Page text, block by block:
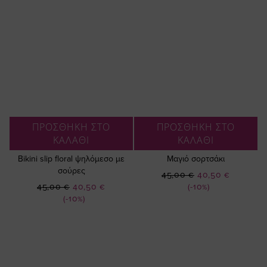
ΠΡΟΣΘΗΚΗ ΣΤΟ
ΚΑΛΑΘΙ
Bikini slip floral ψηλόμεσο με
σούρες
(-10%)
Ειδική
Τιμή
40,50 €
45,00 €
ΠΡΟΣΘΗΚΗ ΣΤΟ
ΚΑΛΑΘΙ
Μαγιό σορτσάκι
(-10%)
Ειδική
Τιμή
40,50 €
45,00 €